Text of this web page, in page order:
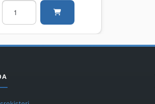
SUODATINKOTELO
ALTECH
ASKP
ILMAN